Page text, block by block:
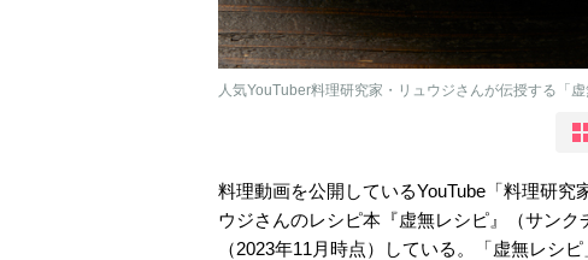
人気YouTuber料理研究家・リュウジさんが伝授する「虚
料理動画を公開しているYouTube「料理研
ウジさんのレシピ本『虚無レシピ』（サン
（2023年11月時点）している。「虚無レシ